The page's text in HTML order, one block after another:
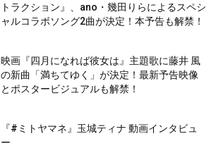
トラクション』、ano・幾田りらによるスペシ
ャルコラボソング2曲が決定！本予告も解禁！
映画『四月になれば彼女は』主題歌に藤井 風
の新曲「満ちてゆく」が決定！最新予告映像
とポスタービジュアルも解禁！
『#ミトヤマネ』玉城ティナ 動画インタビュ
ー